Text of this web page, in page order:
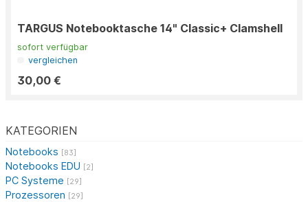
KATEGORIEN
Notebooks [83]
Notebooks EDU [2]
PC Systeme [29]
Prozessoren [29]
TARGUS Notebooktasche 14" Classic+ Clamshell
sofort verfügbar
vergleichen
30,00 €